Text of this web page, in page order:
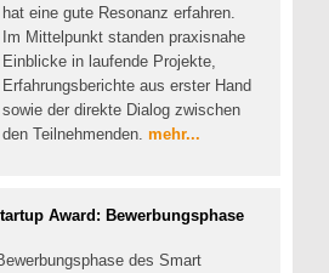
hat eine gute Resonanz erfahren.
Im Mittelpunkt standen praxisnahe
Einblicke in laufende Projekte,
Erfahrungsberichte aus erster Hand
sowie der direkte Dialog zwischen
den Teilnehmenden. mehr...
Award: Bewerbungsphase
des Smart